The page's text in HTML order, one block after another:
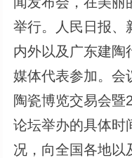
举行。人民日报、
内外以及广东建陶
媒体代表参加。会
陶瓷博览交易会暨
论坛举办的具体时
况，向全国各地以